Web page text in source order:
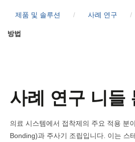
도움
Phone: +82 02-6369-9183
제품 및 솔루션 / 사례 연구 /
방법
사례 연구 니들
의료 시스템에서 접착제의 주요 적용 분
Bonding)과 주사기 조립입니다. 이는 스